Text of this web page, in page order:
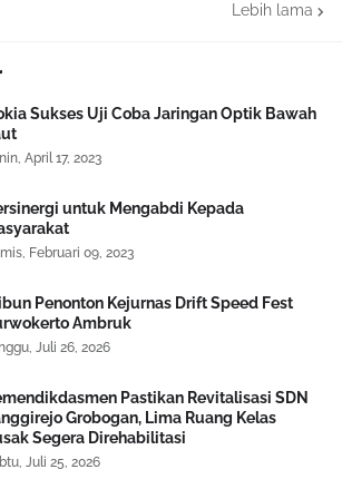
Lebih lama
Sukses Uji Coba Jaringan Optik Bawah
April 17, 2023
untuk Mengabdi Kepada
Februari 09, 2023
Penonton Kejurnas Drift Speed Fest
Ambruk
Juli 26, 2026
Pastikan Revitalisasi SDN
Grobogan, Lima Ruang Kelas
Segera Direhabilitasi
Juli 25, 2026